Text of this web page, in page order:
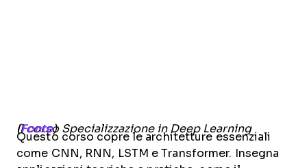
Il corso Specializzazione in Deep Learning (Fonte)
Questo corso copre le architetture essenziali
come CNN, RNN, LSTM e Transformer. Insegna